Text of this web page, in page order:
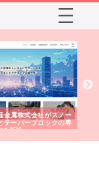
金属株式会社がスノー
テーパーブロックの専
を新設